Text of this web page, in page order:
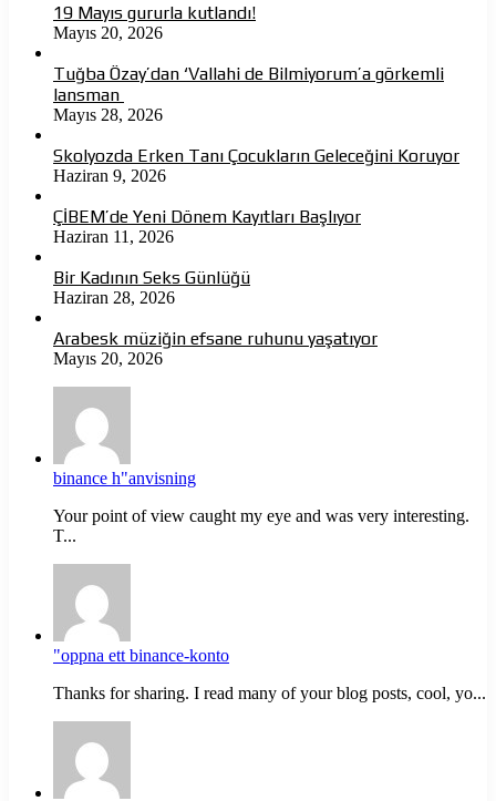
19 Mayıs gururla kutlandı!
Mayıs 20, 2026
Tuğba Özay’dan ‘Vallahi de Bilmiyorum’a görkemli
lansman
Mayıs 28, 2026
Skolyozda Erken Tanı Çocukların Geleceğini Koruyor
Haziran 9, 2026
ÇİBEM’de Yeni Dönem Kayıtları Başlıyor
Haziran 11, 2026
Bir Kadının Seks Günlüğü
Haziran 28, 2026
Arabesk müziğin efsane ruhunu yaşatıyor
Mayıs 20, 2026
binance h"anvisning
Your point of view caught my eye and was very interesting.
T...
"oppna ett binance-konto
Thanks for sharing. I read many of your blog posts, cool, yo...